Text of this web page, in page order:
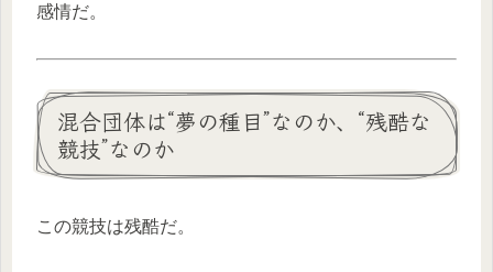
感情だ。
混合団体は“夢の種目”なのか、“残酷な
競技”なのか
この競技は残酷だ。